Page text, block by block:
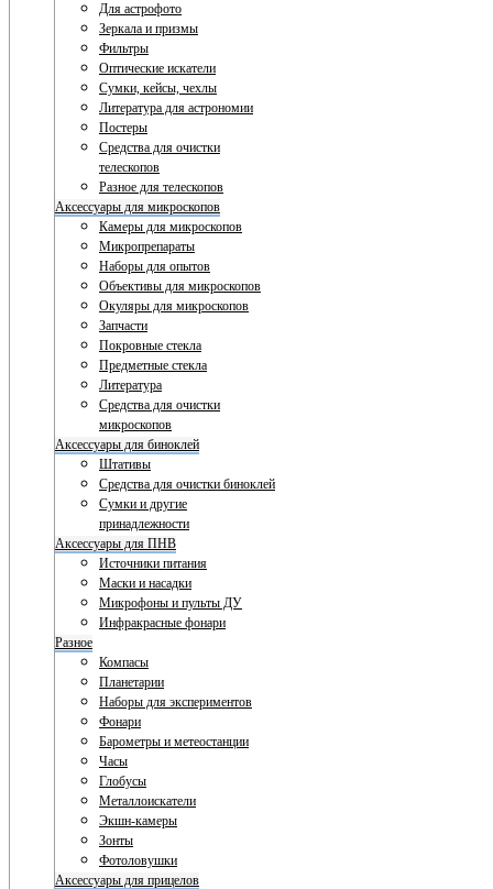
Для астрофото
Зеркала и призмы
Фильтры
Оптические искатели
Сумки, кейсы, чехлы
Литература для астрономии
Постеры
Средства для очистки
телескопов
Разное для телескопов
Аксессуары для микроскопов
Камеры для микроскопов
Микропрепараты
Наборы для опытов
Объективы для микроскопов
Окуляры для микроскопов
Запчасти
Покровные стекла
Предметные стекла
Литература
Средства для очистки
микроскопов
Аксессуары для биноклей
Штативы
Средства для очистки биноклей
Сумки и другие
принадлежности
Аксессуары для ПНВ
Источники питания
Маски и насадки
Микрофоны и пульты ДУ
Инфракрасные фонари
Разное
Компасы
Планетарии
Наборы для экспериментов
Фонари
Барометры и метеостанции
Часы
Глобусы
Металлоискатели
Экшн-камеры
Зонты
Фотоловушки
Аксессуары для прицелов